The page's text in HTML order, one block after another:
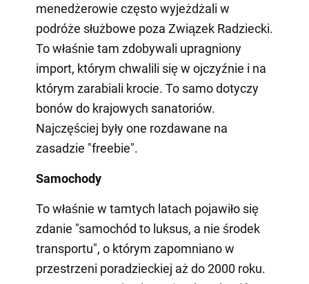
menedżerowie często wyjeżdżali w
podróże służbowe poza Związek Radziecki.
To właśnie tam zdobywali upragniony
import, którym chwalili się w ojczyźnie i na
którym zarabiali krocie. To samo dotyczy
bonów do krajowych sanatoriów.
Najczęściej były one rozdawane na
zasadzie "freebie".
Samochody
To właśnie w tamtych latach pojawiło się
zdanie "samochód to luksus, a nie środek
transportu", o którym zapomniano w
przestrzeni poradzieckiej aż do 2000 roku.